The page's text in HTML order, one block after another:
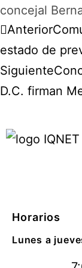
concejal
Anterior
estado de
Siguiente
D.C. firman
Horarios
Lunes a